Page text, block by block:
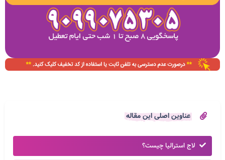
عناوین اصلی این مقاله
لاج استرالیا چیست؟